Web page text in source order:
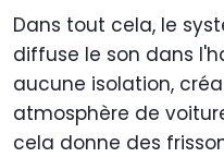
Dans tout cela, le
diffuse le son dans
aucune isolation,
atmosphère de
cela donne des